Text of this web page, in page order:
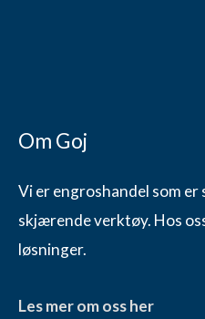
Om Goj
Vi er engroshandel som er
skjærende verktøy. Hos
løsninger.
Les mer om oss her